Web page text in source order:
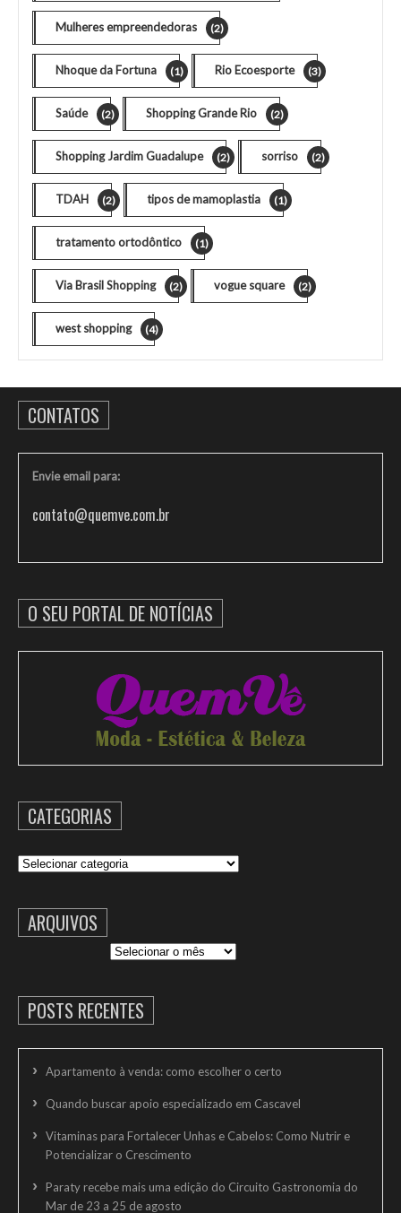
Mulheres empreendedoras (2)
Nhoque da Fortuna (1) Rio Ecoesporte (3)
Saúde (2) Shopping Grande Rio (2)
Shopping Jardim Guadalupe (2) sorriso (2)
TDAH (2) tipos de mamoplastia (1)
tratamento ortodôntico (1)
Via Brasil Shopping (2) vogue square (2)
west shopping (4)
CONTATOS
Envie email para:
contato@quemve.com.br
O SEU PORTAL DE NOTÍCIAS
CATEGORIAS
Categorias
ARQUIVOS
POSTS RECENTES
Apartamento à venda: como escolher o certo
Quando buscar apoio especializado em Cascavel
Vitaminas para Fortalecer Unhas e Cabelos: Como Nutrir e
Potencializar o Crescimento
Paraty recebe mais uma edição do Circuito Gastronomia do
Mar de 23 a 25 de agosto